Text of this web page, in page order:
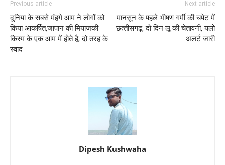
Previous article
दुनिया के सबसे मंहगे आम ने लोगों को
किया आकर्षित,जापान की मियाजकी
किस्म के एक आम में होते है, दो तरह के
स्वाद
Next article
मानसून के पहले भीषण गर्मी की चपेट में
छत्‍तीसगढ़, दो दिन लू की चेतावनी, यलो
अलर्ट जारी
Dipesh Kushwaha